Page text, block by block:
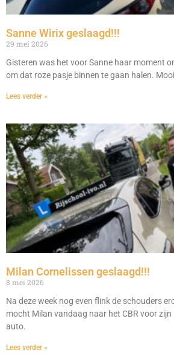
Sanne Wirix geslaagd!!!
29 mei 2026
Gisteren was het voor Sanne haar moment
om dat roze pasje binnen te gaan halen.
Lees verder »
Milan Cornelissen geslaagd!!!
8 mei 2026
Na deze week nog even flink de schouders
mocht Milan vandaag naar het CBR voor
auto.
Lees verder »